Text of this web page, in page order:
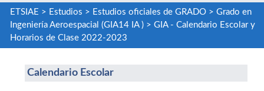
ETSIAE > Estudios > Estudios oficiales de GRADO> Grado en
Ingeniería Aeroespacial (GIA14 IA )> GIA - Calendario Escolar y
Horarios de Clase 2022-2023
Calendario Escolar